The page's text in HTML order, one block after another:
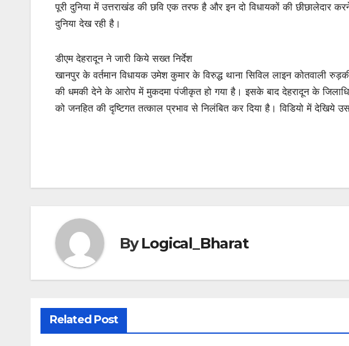
पूरी दुनिया में उत्तराखंड की छवि एक तरफ है और इन दो विधायकों की छीछालेदार
दुनिया देख रही है।
डीएम देहरादून ने जारी किये सख्त निर्देश
खानपुर के वर्तमान विधायक उमेश कुमार के विरुद्ध थाना सिविल लाइन कोतवाली
की धमकी देने के आरोप में मुकदमा पंजीकृत हो गया है। इसके बाद देहरादून के
को जनहित की दृष्टिगत तत्काल प्रभाव से निलंबित कर दिया है। विडियो में देखिये
ByLogical_Bharat
Related Post